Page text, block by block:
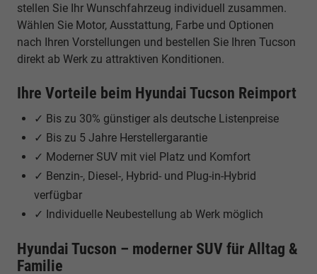
stellen Sie Ihr Wunschfahrzeug individuell zusammen.
Wählen Sie Motor, Ausstattung, Farbe und Optionen
nach Ihren Vorstellungen und bestellen Sie Ihren Tucson
direkt ab Werk zu attraktiven Konditionen.
Ihre Vorteile beim Hyundai Tucson Reimport
✓ Bis zu 30% günstiger als deutsche Listenpreise
✓ Bis zu 5 Jahre Herstellergarantie
✓ Moderner SUV mit viel Platz und Komfort
✓ Benzin-, Diesel-, Hybrid- und Plug-in-Hybrid
verfügbar
✓ Individuelle Neubestellung ab Werk möglich
Hyundai Tucson – moderner SUV für Alltag &
Familie